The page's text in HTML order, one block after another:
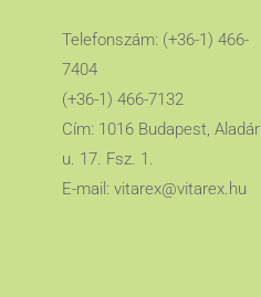
Telefonszám: (+36-1) 466-
7404
(+36-1) 466-7132
Cím: 1016 Budapest, Aladár
u. 17. Fsz. 1.
E-mail: vitarex@vitarex.hu